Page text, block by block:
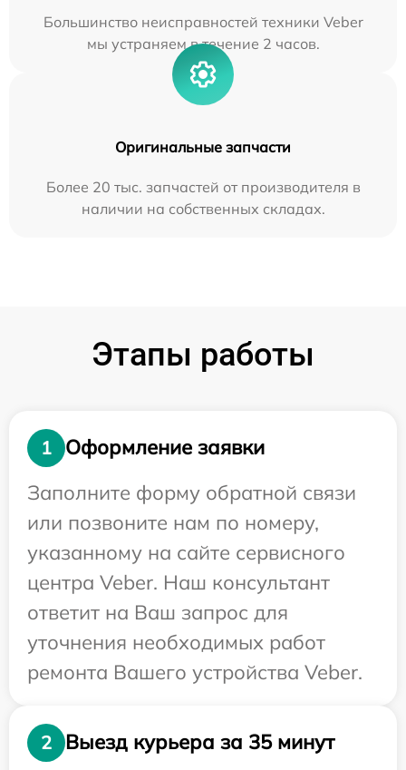
Большинство неисправностей техники Veber
мы устраняем в течение 2 часов.
Оригинальные запчасти
Более 20 тыс. запчастей от производителя в
наличии на собственных складах.
Этапы работы
1
Оформление заявки
Заполните форму обратной связи
или позвоните нам по номеру,
указанному на сайте сервисного
центра Veber. Наш консультант
ответит на Ваш запрос для
уточнения необходимых работ
ремонта Вашего устройства Veber.
2 Выезд курьера за 35 минут